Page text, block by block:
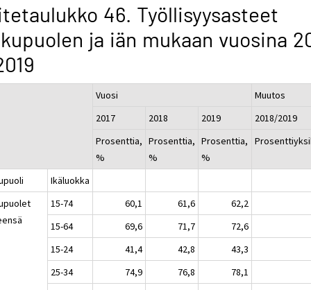
46. Työllisyysasteet
ja iän mukaan vuosina
Vuosi
Muutos
2017
2018 2019
2018/2019
Prosenttia,
%
Prosenttia,
%
Prosenttia,
%
Ikäluokka
15-74 60,1 61,6
62,2
15-64
69,6 71,7
72,6
15-24
41,4 42,8
43,3
25-34
74,9 76,8
78,1